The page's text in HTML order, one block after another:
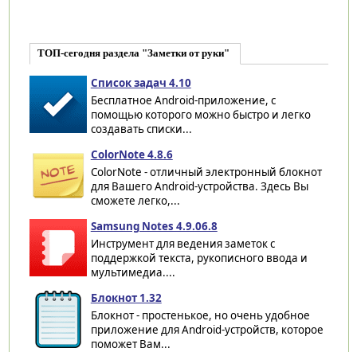
ТОП-сегодня раздела "Заметки от руки"
Список задач 4.10
Бесплатное Android-приложение, с
помощью которого можно быстро и легко
создавать списки...
ColorNote 4.8.6
ColorNote - отличный электронный блокнот
для Вашего Android-устройства. Здесь Вы
сможете легко,...
Samsung Notes 4.9.06.8
Инструмент для ведения заметок с
поддержкой текста, рукописного ввода и
мультимедиа....
Блокнот 1.32
Блокнот - простенькое, но очень удобное
приложение для Android-устройств, которое
поможет Вам...